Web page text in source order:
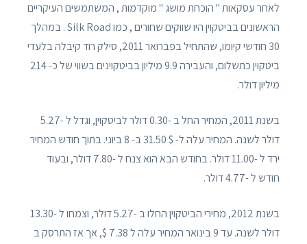
לאחר עסקאות " הוכחת מושג " מוקדמות , המשתמשים העיקריים
הראשונים בביטקוין היו שווקים שחורים , כמו Silk Road . במהלך
30 חודשי קיומו, שהתחיל בפברואר 2011, סילק רוד קיבלה בלעדי
ביטקוין כתשלום, והעבירה 9.9 מיליון בביטקוינים בשווי של כ- 214
מיליון דולר.
בשנת 2011, המחיר החל ב -0.30 דולר לביטקוין, וגדל ל -5.27
דולר לשנה. המחיר עלה ל- $ 31.50 ב- 8 ביוני. בתוך חודש המחיר
ירד ל -11.00 דולר. בחודש הבא הוא צנח ל -7.80 דולר, ובעוד
חודש ל -4.77 דולר.
בשנת 2012, מחירי הביטקוין החלו ב -5.27 דולר, וצמחו ל -13.30
דולר לשנה. עד 9 בינואר המחיר עלה ל 7.38 $, אך אז התרסק ב